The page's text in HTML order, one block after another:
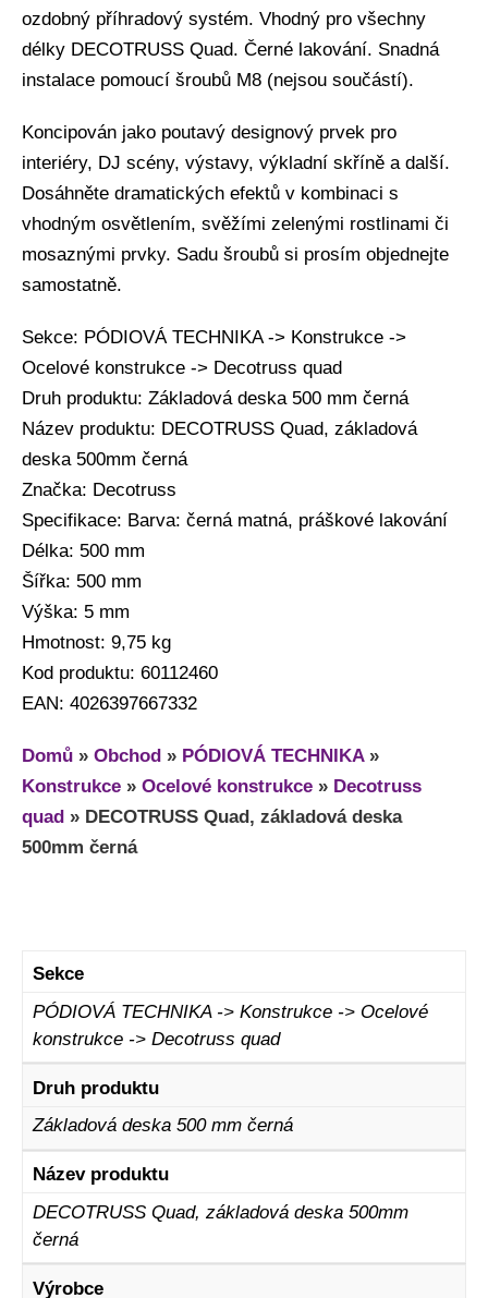
ozdobný příhradový systém. Vhodný pro všechny
délky DECOTRUSS Quad. Černé lakování. Snadná
instalace pomoucí šroubů M8 (nejsou součástí).
Koncipován jako poutavý designový prvek pro
interiéry, DJ scény, výstavy, výkladní skříně a další.
Dosáhněte dramatických efektů v kombinaci s
vhodným osvětlením, svěžími zelenými rostlinami či
mosaznými prvky. Sadu šroubů si prosím objednejte
samostatně.
Sekce: PÓDIOVÁ TECHNIKA -> Konstrukce ->
Ocelové konstrukce -> Decotruss quad
Druh produktu: Základová deska 500 mm černá
Název produktu: DECOTRUSS Quad, základová
deska 500mm černá
Značka: Decotruss
Specifikace: Barva: černá matná, práškové lakování
Délka: 500 mm
Šířka: 500 mm
Výška: 5 mm
Hmotnost: 9,75 kg
Kod produktu: 60112460
EAN: 4026397667332
Domů » Obchod » PÓDIOVÁ TECHNIKA»
Konstrukce » Ocelové konstrukce » Decotruss
quad » DECOTRUSS Quad, základová deska
500mm černá
Sekce
PÓDIOVÁ TECHNIKA -> Konstrukce -> Ocelové
konstrukce -> Decotruss quad
Druh produktu
Základová deska 500 mm černá
Název produktu
DECOTRUSS Quad, základová deska 500mm
černá
Výrobce